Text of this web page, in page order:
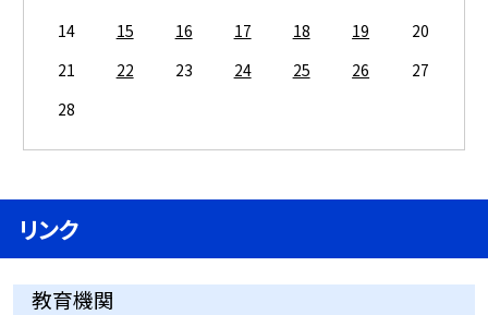
14
15 16 17 18 19
20
21
22 23 24 25 26
27
28
リンク
教育機関